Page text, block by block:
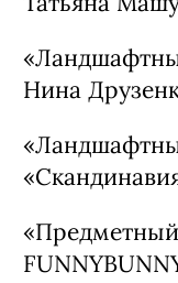
Маслакова
Дизайнеры
Татьяна